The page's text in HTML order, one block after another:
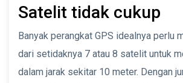
Satelit tidak cukup
Banyak perangkat GPS idealnya perlu
dari setidaknya 7 atau 8 satelit untuk
dalam jarak sekitar 10 meter. Dengan